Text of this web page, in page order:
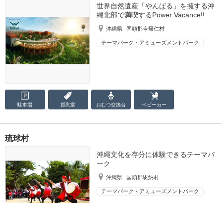
世界自然遺産「やんばる」を擁する沖
縄北部で満喫するPower Vacance!!
沖縄県 国頭郡今帰仁村
テーマパーク・アミューズメントパーク
駐車場 授乳室 おむつ交換台 ベビーカー
琉球村
沖縄文化を存分に体験できるテーマパ
ーク
沖縄県 国頭郡恩納村
テーマパーク・アミューズメントパーク